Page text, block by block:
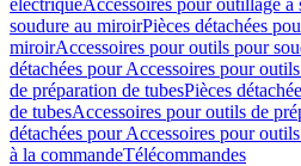
électriqueAccessoires pour outillage à
soudure au miroirPièces détachées
miroirAccessoires pour outils pour
détachées pour Accessoires pour
de préparation de tubesPièces
de tubesAccessoires pour outils de
détachées pour Accessoires pour
à la commandeTélécommandes